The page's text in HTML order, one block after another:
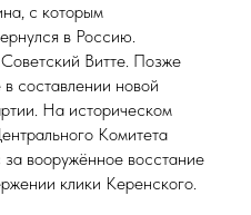
с которым
в Россию.
Витте. Позже
составлении новой
На историческом
Комитета
вооружённое восстание
клики Керенского.